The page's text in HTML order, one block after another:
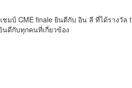
CME finale ยินดีกับ อิน ลี ที่ได้รางวัล
นดีกับทุกคนที่เกี่ยวข้อง